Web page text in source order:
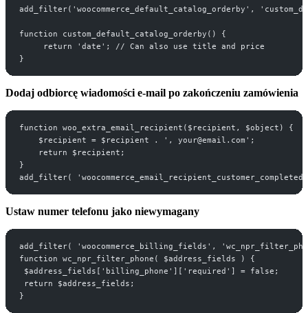
add_filter('woocommerce_default_catalog_orderby',
function custom_default_catalog_orderby() {
     return 'date'; // Can also use title and price
}
Dodaj odbiorcę wiadomości e-mail po zakończeniu zamówienia
function woo_extra_email_recipient($recipient, $object) {
    $recipient = $recipient . ', your@email.com';
    return $recipient;
}
add_filter(
Ustaw numer telefonu jako niewymagany
add_filter( 'woocommerce_billing_fields',
function wc_npr_filter_phone( $address_fields ) {
$address_fields['billing_phone']['required'] = false;
return $address_fields;
}